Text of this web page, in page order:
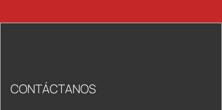
CONTÁCTANOS